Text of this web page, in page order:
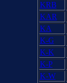
KRB
KAR
KA
K-G
K-K
K-P
K-W